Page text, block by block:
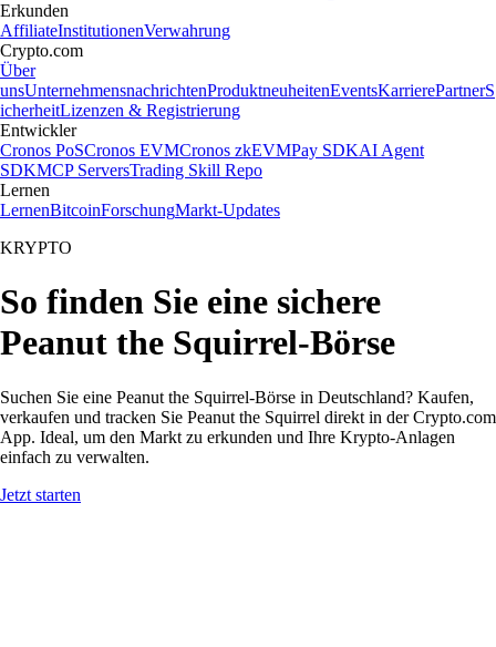
Erkunden
AffiliateInstitutionenVerwahrung
Crypto.com
Über
unsUnternehmensnachrichtenProduktneuheitenEventsKarrierePartnerS
icherheitLizenzen & Registrierung
Entwickler
Cronos PoSCronos EVMCronos zkEVMPay SDKAI Agent
SDKMCP ServersTrading Skill Repo
Lernen
LernenBitcoinForschungMarkt-Updates
KRYPTO
So finden Sie eine sichere
Peanut the Squirrel-Börse
Suchen Sie eine Peanut the Squirrel-Börse in Deutschland? Kaufen,
verkaufen und tracken Sie Peanut the Squirrel direkt in der Crypto.com
App. Ideal, um den Markt zu erkunden und Ihre Krypto-Anlagen
einfach zu verwalten.
Jetzt starten